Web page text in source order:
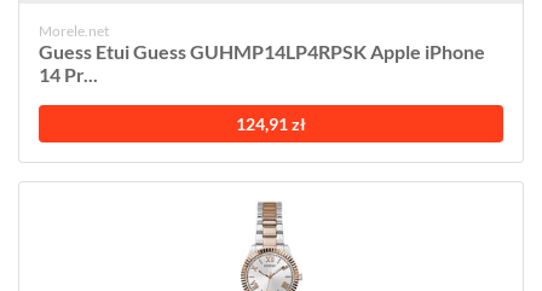
Morele.net
Guess Etui Guess GUHMP14LP4RPSK Apple iPhone
14 Pr...
124,91 zł